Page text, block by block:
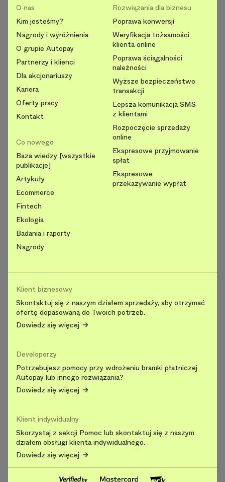
O nas
Kim jesteśmy?
Nagrody i wyróżnienia
O grupie Autopay
Partnerzy i klienci
Dla akcjonariuszy
Kariera
Oferty pracy
Kontakt
Co nowego
Baza wiedzy [wszystkie
publikacje]
Artykuły
Ecommerce
Fintech
Ekologia
Badania i raporty
Nagrody
Rozwiązania dla biznesu
Poprawa konwersji
Weryfikacja tożsamości
klienta online
Poprawa ściągalności
należności
Wyższe bezpieczeństwo
transakcji
Lepsza komunikacja SMS
z klientami
Rozpoczęcie sprzedaży
online
Ekspresowe przyjmowanie
spłat
Ekspresowe
przekazywanie wypłat
Klient biznesowy
Skontaktuj się z naszym działem sprzedaży, aby otrzymać
ofertę dopasowaną do Twoich potrzeb.
Dowiedz się więcej
Developerzy
Potrzebujesz pomocy przy wdrożeniu bramki płatniczej
Autopay lub innego rozwiązania?
Dowiedz się więcej
Klient indywidualny
Skorzystaj z sekcji Pomoc lub skontaktuj się z naszym
działem obsługi klienta indywidualnego.
Dowiedz się więcej